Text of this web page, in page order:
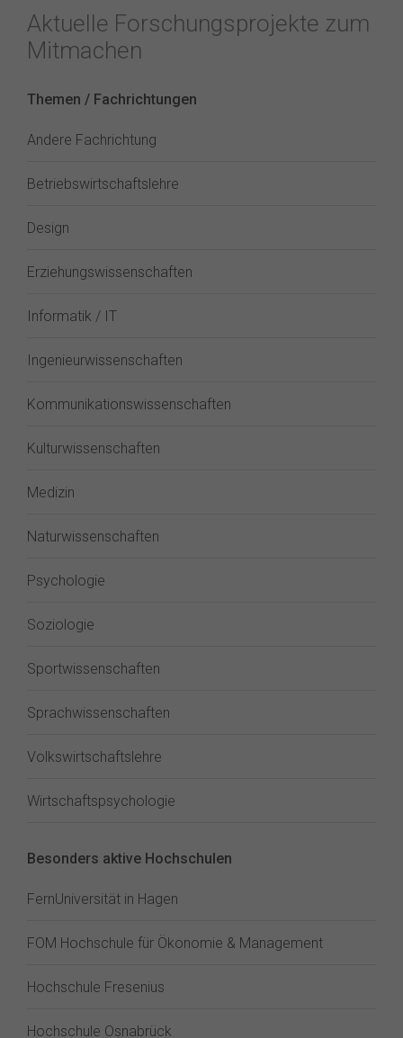
Aktuelle Forschungsprojekte zum
Mitmachen
Themen / Fachrichtungen
Andere Fachrichtung
Betriebswirtschaftslehre
Design
Erziehungswissenschaften
Informatik / IT
Ingenieurwissenschaften
Kommunikationswissenschaften
Kulturwissenschaften
Medizin
Naturwissenschaften
Psychologie
Soziologie
Sportwissenschaften
Sprachwissenschaften
Volkswirtschaftslehre
Wirtschaftspsychologie
Besonders aktive Hochschulen
FernUniversität in Hagen
FOM Hochschule für Ökonomie & Management
Hochschule Fresenius
Hochschule Osnabrück